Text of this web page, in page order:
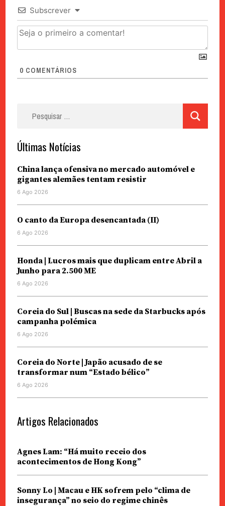
Subscrever
0 COMENTÁRIOS
Últimas Notícias
China lança ofensiva no mercado automóvel e
gigantes alemães tentam resistir
6 Ago 2026
O canto da Europa desencantada (II)
6 Ago 2026
Honda | Lucros mais que duplicam entre Abril a
Junho para 2.500 ME
6 Ago 2026
Coreia do Sul | Buscas na sede da Starbucks após
campanha polémica
6 Ago 2026
Coreia do Norte | Japão acusado de se
transformar num “Estado bélico”
6 Ago 2026
Artigos Relacionados
Agnes Lam: “Há muito receio dos
acontecimentos de Hong Kong”
Sonny Lo | Macau e HK sofrem pelo “clima de
insegurança” no seio do regime chinês